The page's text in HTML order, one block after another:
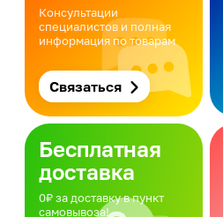
Консультации
специалистов и полная
информация по товарам
Связаться
Бесплатная
доставка
0₽ за доставку в пункт
самовывоза!